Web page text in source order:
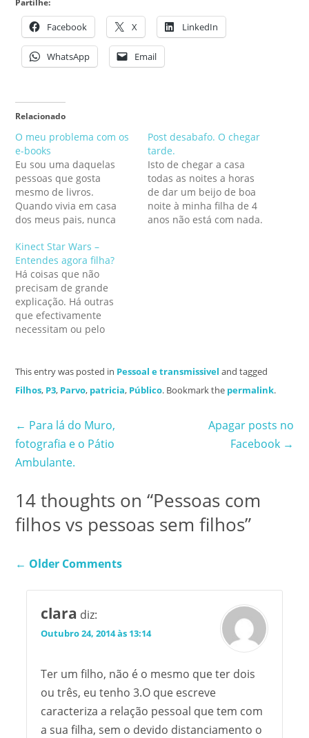
Partilhe:
Facebook X LinkedIn
WhatsApp Email
Relacionado
O meu problema com os
e-books
Eu sou uma daquelas
pessoas que gosta
mesmo de livros.
Quando vivia em casa
dos meus pais, nunca
qualquer hábito de
leitura (hoje, quer um
quer o outro devoram
livros a uma velocidade
que me faz inveja.
Vantagens de uma vida
sem grandes
Post desabafo. O chegar
tarde.
Isto de chegar a casa
todas as noites a horas
de dar um beijo de boa
noite à minha filha de 4
anos não está com nada.
Kinect Star Wars –
Entendes agora filha?
Há coisas que não
precisam de grande
explicação. Há outras
que efectivamente
necessitam ou pelo
alguma informação para
que se entendam
convenientemente. A
Wars e Star Trek é uma
das coisas que se
enquadra bem nesta
ultima categoria. Já não
This entry was posted in Pessoal e transmissivel and tagged
Filhos, P3, Parvo, patricia, Público. Bookmark the permalink.
Post
navigation
← Para lá do Muro,
fotografia e o Pátio
Ambulante.
Apagar posts no
Facebook →
14 thoughts on “Pessoas com
filhos vs pessoas sem filhos”
Comment
navigation
← Older Comments
clara diz:
Outubro 24, 2014 às 13:14
Ter um filho, não é o mesmo que ter dois
ou três, eu tenho 3.O que escreve
caracteriza a relação pessoal que tem com
a sua filha, sem o devido distanciamento o